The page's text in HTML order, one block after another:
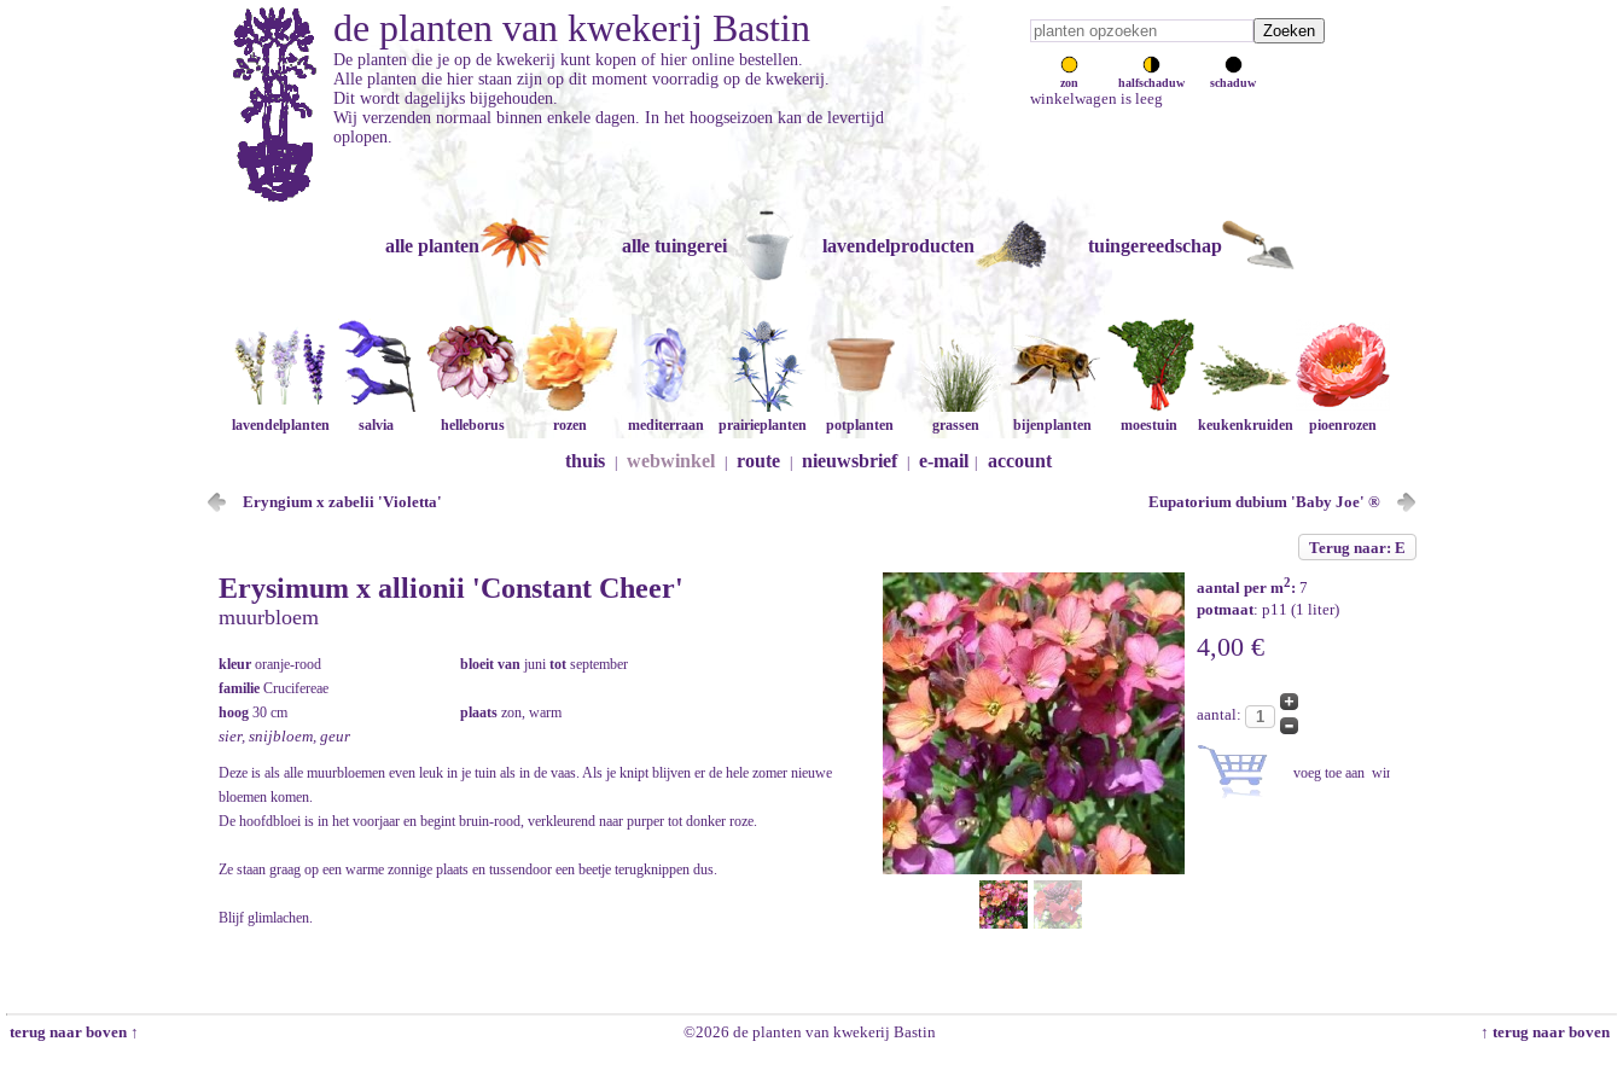
zon halfschaduw schaduw
winkelwagen is leeg
de planten van kwekerij Bastin
De planten die je op de kwekerij kunt kopen of hier online bestellen.
Alle planten die hier staan zijn op dit moment voorradig op de kwekerij.
Dit wordt dagelijks bijgehouden.
Wij verzenden normaal binnen enkele dagen. In het hoogseizoen kan de levertijd
oplopen.
alle planten alle tuingerei lavendelproducten tuingereedschap
lavendelplanten salvia helleborus rozen mediterraan prairieplanten potplanten grassen bijenplanten moestuin keukenkruiden pioenrozen
thuis webwinkel route nieuwsbrief e-mail account
Eryngium x zabelii 'Violetta' Eupatorium dubium 'Baby Joe' ®
Terug naar: E
Erysimum x allionii 'Constant Cheer'
muurbloem
kleur oranje-rood bloeit van juni tot september
familie Crucifereae
hoog 30 cm plaats zon, warm
sier, snijbloem, geur
Deze is als alle muurbloemen even leuk in je tuin als in de vaas. Als je knipt blijven er de hele zomer nieuwe
bloemen komen.
De hoofdbloei is in het voorjaar en begint bruin-rood, verkleurend naar purper tot donker roze.
Ze staan graag op een warme zonnige plaats en tussendoor een beetje terugknippen dus.
Blijf glimlachen.
aantal per m2: 7
potmaat: p11 (1 liter)
4,00 €
aantal:
terug naar boven ↑ ©2026 de planten van kwekerij Bastin ↑ terug naar boven